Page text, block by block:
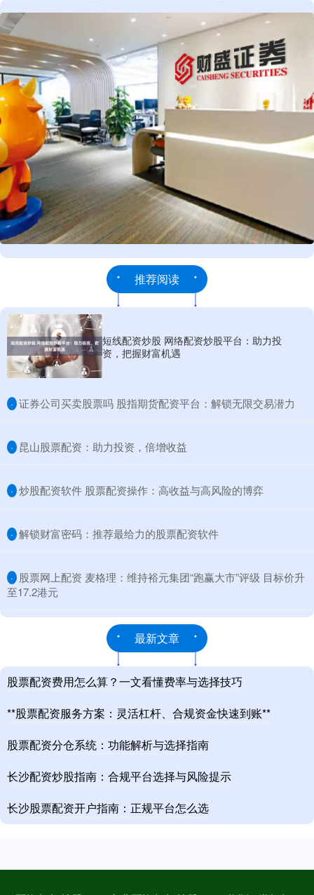
推荐阅读
短线配资炒股 网络配资炒股平台：助力投
资，把握财富机遇
· ​证券公司买卖股票吗 股指期货配资平台：解锁无限交易潜力
· ​昆山股票配资：助力投资，倍增收益
· ​炒股配资软件 股票配资操作：高收益与高风险的博弈
· ​解锁财富密码：推荐最给力的股票配资软件
· ​股票网上配资 麦格理：维持裕元集团“跑赢大市”评级 目标价升
至17.2港元
最新文章
股票配资费用怎么算？一文看懂费率与选择技巧
**股票配资服务方案：灵活杠杆、合规资金快速到账**
股票配资分仓系统：功能解析与选择指南
长沙配资炒股指南：合规平台选择与风险提示
长沙股票配资开户指南：正规平台怎么选